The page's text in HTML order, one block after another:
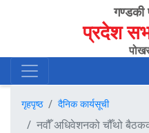
गण्डकी
प्रदेश
गृहपृष्ठ दैनिक कार्यसूची
नवौँ अधिवेशनको चौँथो